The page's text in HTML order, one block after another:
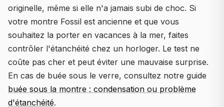
originelle, même si elle n'a jamais subi de choc. Si
votre montre Fossil est ancienne et que vous
souhaitez la porter en vacances à la mer, faites
contrôler l'étanchéité chez un horloger. Le test ne
coûte pas cher et peut éviter une mauvaise surprise.
En cas de buée sous le verre, consultez notre guide
buée sous la montre : condensation ou problème
d'étanchéité.